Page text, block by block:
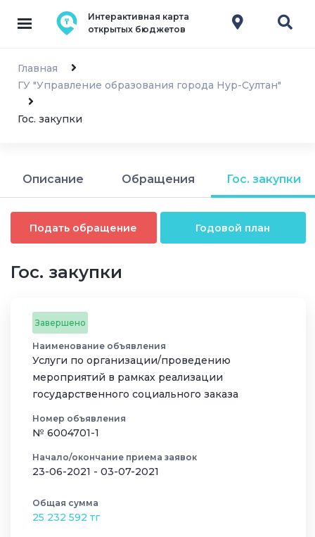
Интерактивная карта
открытых бюджетов
Главная
ГУ "Управление образования города Нур-Султан"
Гос. закупки
Описание Обращения Гос. закупки
Подать обращение Годовой план
Гос. закупки
Завершено
Наименование объявления
Услуги по организации/проведению
мероприятий в рамках реализации
государственного социального заказа
Номер объявления
№ 6004701-1
Начало/окончание приема заявок
23-06-2021 - 03-07-2021
Общая сумма
25 232 592 тг